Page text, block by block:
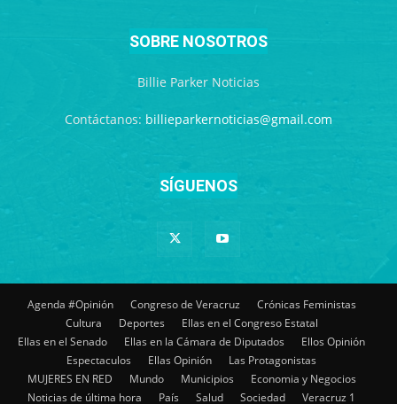
SOBRE NOSOTROS
Billie Parker Noticias
Contáctanos: billieparkernoticias@gmail.com
SÍGUENOS
Agenda #Opinión Congreso de Veracruz
Crónicas Feministas
Cultura
Deportes
Ellas en el Congreso Estatal
Ellas en el Senado
Ellas en la Cámara de Diputados
Ellos Opinión
Espectaculos
Ellas Opinión
Las Protagonistas
MUJERES EN RED
Mundo Municipios
Economia y Negocios
Noticias de última hora
País Salud Sociedad Veracruz 1